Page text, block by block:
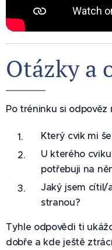
Otázky a
Po tréninku si odpověz
Který cvik mi
U kterého
potřebuji na
Jaký jsem cítil/
stranou?
Tyhle odpovědi ti
dobře a kde ještě